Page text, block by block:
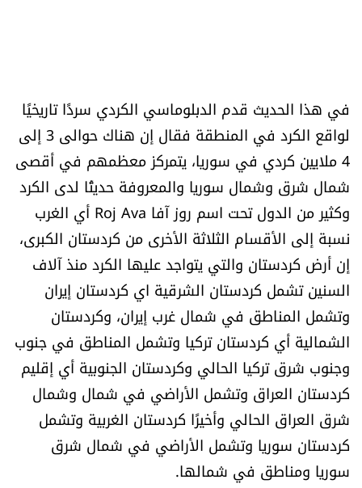
للتاريخ
فيديو
من نحن
للتواصل معنا
شروط الاستخدام
شروط الإشتراك
Digital solutions by
في هذا الحديث قدم الدبلوماسي الكردي سردًا تاريخيًا
لواقع الكرد في المنطقة فقال إن هناك حوالى 3 إلى
4 ملايين كردي في سوريا، يتمركز معظمهم في أقصى
شمال شرق وشمال سوريا والمعروفة حديثًا لدى الكرد
وكثير من الدول تحت اسم روز آفا Roj Ava أي الغرب
نسبة إلى الأقسام الثلاثة الأخرى من كردستان الكبرى،
إن أرض كردستان والتي يتواجد عليها الكرد منذ آلاف
السنين تشمل كردستان الشرقية اي كردستان إيران
وتشمل المناطق في شمال غرب إيران، وكردستان
الشمالية أي كردستان تركيا وتشمل المناطق في جنوب
وجنوب شرق تركيا الحالي وكردستان الجنوبية أي إقليم
كردستان العراق وتشمل الأراضي في شمال وشمال
شرق العراق الحالي وأخيرًا كردستان الغربية وتشمل
كردستان سوريا وتشمل الأراضي في شمال شرق
سوريا ومناطق في شمالها.